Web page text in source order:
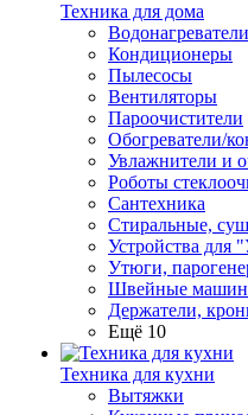
Техника для дома
Водонагреватели
Кондиционеры
Пылесосы
Вентиляторы
Пароочистители
Обогреватели/
Увлажнители и
Роботы
Сантехника
Стиральные,
Устройства для
Утюги,
Швейные
Держатели,
Ещё 10
Техника для кухни
Вытяжки